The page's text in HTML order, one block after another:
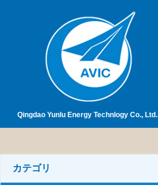
Qingdao Yunlu Energy Technlogy Co., Ltd.
カテゴリ